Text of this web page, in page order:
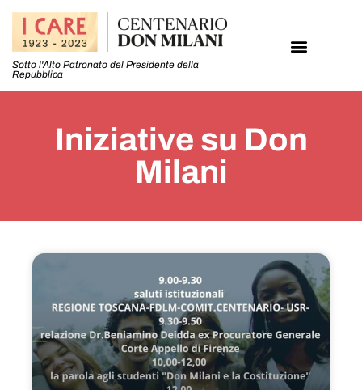
Sotto l'Alto Patronato del Presidente della
Repubblica
Iniziative su Don
Milani